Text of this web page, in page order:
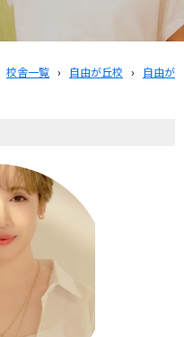
校舎一覧 › 自由が丘校 ›
自由が